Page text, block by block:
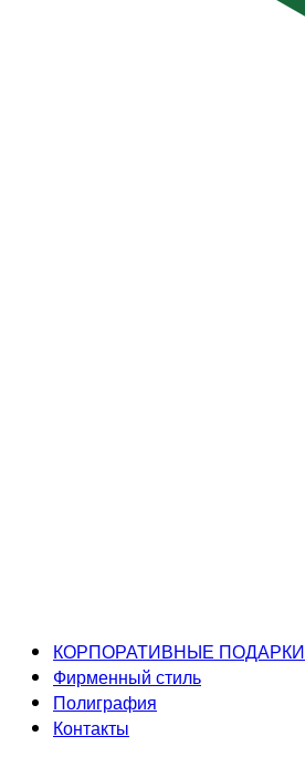
КОРПОРАТИВНЫЕ ПОДАРКИ
Фирменный стиль
Полиграфия
Контакты